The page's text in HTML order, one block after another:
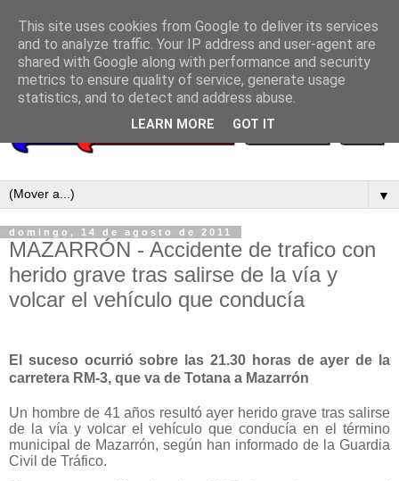
▼
domingo, 14 de agosto de 2011
MAZARRÓN - Accidente de trafico con
herido grave tras salirse de la vía y
volcar el vehículo que conducía
El suceso ocurrió sobre las 21.30 horas de ayerde la
carretera RM-3, que va de Totana a Mazarrón
Un hombre de 41 años resultó ayer herido grave tras salirse
de la vía y volcar el vehículo que conducía en el término
municipal de Mazarrón, según han informado de la Guardia
Civil de Tráfico.
This site uses cookies from Google to deliver its services
and to analyze traffic. Your IP address and user-agent are
shared with Google along with performance and security
metrics to ensure quality of service, generate usage
statistics, and to detect and address abuse.
LEARN MORE GOT IT